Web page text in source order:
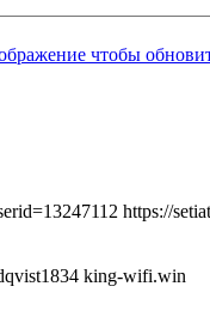
https://
king-wifi.win